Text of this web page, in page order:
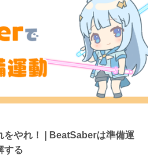
をやれ！ | BeatSaberは準備運
する